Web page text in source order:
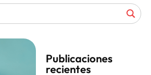
Publicaciones
recientes